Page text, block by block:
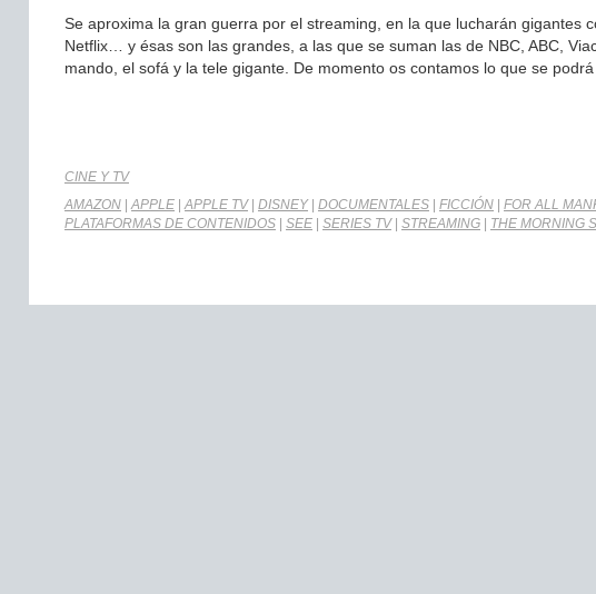
Se aproxima la gran guerra por el streaming, en la que lucharán gigantes
Netflix… y ésas son las grandes, a las que se suman las de NBC, ABC,
mando, el sofá y la tele gigante. De momento os contamos lo que se
CINE Y TV
AMAZON |APPLE |APPLE TV| DISNEY| DOCUMENTALES FICCIÓN FOR ALL
PLATAFORMAS DE CONTENIDOS
SEE SERIES TV| STREAMING THE MORNING